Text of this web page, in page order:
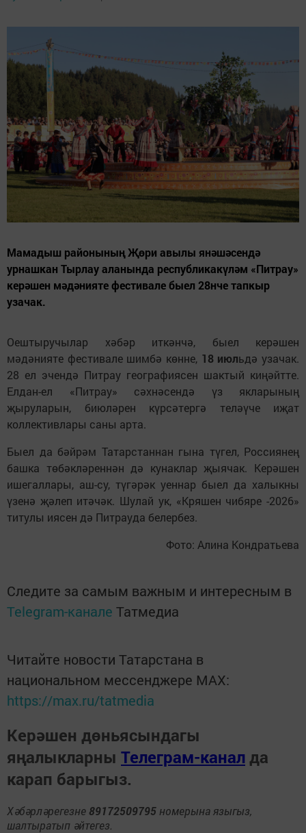
Мамадыш районының Җөри авылы янәшәсендә
урнашкан Тырлау аланында республикакүләм «Питрау»
керәшен мәдәнияте фестивале быел 28нче тапкыр
узачак.
Оештыручылар хәбәр иткәнчә, быел керәшен
мәдәнияте фестивале шимбә көнне, 18 июльдә узачак.
28 ел эчендә Питрау географиясен шактый киңәйтте.
Елдан-ел «Питрау» сәхнәсендә үз якларының
җыруларын, биюләрен күрсәтергә теләүче иҗат
коллективлары саны арта.
Быел да бәйрәм Татарстаннан гына түгел, Россиянең
башка төбәкләреннән дә кунаклар җыячак. Керәшен
ишегаллары, аш-су, түгәрәк уеннар быел да халыкны
үзенә җәлеп итәчәк. Шулай ук, «Кряшен чибяре -2026»
титулы иясен дә Питрауда белербез.
Фото: Алина Кондратьева
Следите за самым важным и интересным в
Telegram-канале Татмедиа
Читайте новости Татарстана в
национальном мессенджере MАХ:
https://max.ru/tatmedia
Керәшен дөньясындагы
яңалыкларны Телеграм-канал да
карап барыгыз.
Хәбәрләрегезне 89172509795 номерына языгыз,
шалтыратып әйтегез.